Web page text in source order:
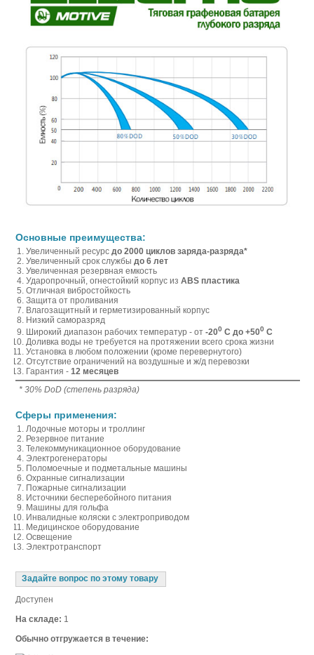
Основные преимущества:
Увеличенный ресурс до 2000 циклов заряда-разряда*
Увеличенный срок службы до 6 лет
Увеличенная резервная емкость
Ударопрочный, огнестойкий корпус из ABS пластика
Отличная вибростойкость
Защита от проливания
Влагозащитный и герметизированный корпус
Низкий саморазряд
Широкий диапазон рабочих температур - от -200 С до +500 С
Доливка воды не требуется на протяжении всего срока жизни
Установка в любом положении (кроме перевернутого)
Отсутствие ограничений на воздушные и ж/д перевозки
Гарантия - 12 месяцев
* 30% DoD (степень разряда)
Сферы применения:
Лодочные моторы и троллинг
Резервное питание
Телекоммуникационное оборудование
Электрогенераторы
Поломоечные и подметальные машины
Охранные сигнализации
Пожарные сигнализации
Источники бесперебойного питания
Машины для гольфа
Инвалидные коляски с электроприводом
Медицинское оборудование
Освещение
Электротранспорт
Задайте вопрос по этому товару
Доступен
На складе: 1
Обычно отгружается в течение: